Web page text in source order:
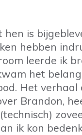
is
hebben
leerde ik
het
Het
Brandon,
ik kon